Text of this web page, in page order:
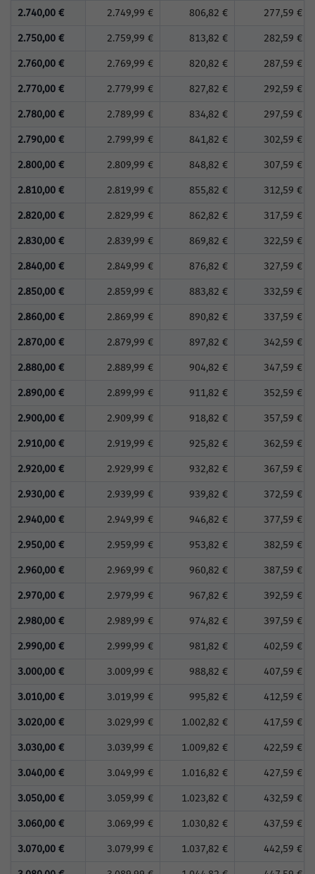
2.740,00 € 2.749,99 € 806,82 € 277,59 €
2.750,00 € 2.759,99 € 813,82 € 282,59 €
2.760,00 € 2.769,99 € 820,82 € 287,59 €
2.770,00 € 2.779,99 € 827,82 € 292,59 €
2.780,00 € 2.789,99 € 834,82 € 297,59 €
2.790,00 € 2.799,99 € 841,82 € 302,59 €
2.800,00 € 2.809,99 € 848,82 € 307,59 €
2.810,00 € 2.819,99 € 855,82 € 312,59 €
2.820,00 € 2.829,99 € 862,82 € 317,59 €
2.830,00 € 2.839,99 € 869,82 € 322,59 €
2.840,00 € 2.849,99 € 876,82 € 327,59 €
2.850,00 € 2.859,99 € 883,82 € 332,59 €
2.860,00 € 2.869,99 € 890,82 € 337,59 €
2.870,00 € 2.879,99 € 897,82 € 342,59 €
2.880,00 € 2.889,99 € 904,82 € 347,59 €
2.890,00 € 2.899,99 € 911,82 € 352,59 €
2.900,00 € 2.909,99 € 918,82 € 357,59 €
2.910,00 € 2.919,99 € 925,82 € 362,59 €
2.920,00 € 2.929,99 € 932,82 € 367,59 €
2.930,00 € 2.939,99 € 939,82 € 372,59 €
2.940,00 € 2.949,99 € 946,82 € 377,59 €
2.950,00 € 2.959,99 € 953,82 € 382,59 €
2.960,00 € 2.969,99 € 960,82 € 387,59 €
2.970,00 € 2.979,99 € 967,82 € 392,59 €
2.980,00 € 2.989,99 € 974,82 € 397,59 €
2.990,00 € 2.999,99 € 981,82 € 402,59 €
3.000,00 € 3.009,99 € 988,82 € 407,59 €
3.010,00 € 3.019,99 € 995,82 € 412,59 €
3.020,00 € 3.029,99 € 1.002,82 € 417,59 €
3.030,00 € 3.039,99 € 1.009,82 € 422,59 €
3.040,00 € 3.049,99 € 1.016,82 € 427,59 €
3.050,00 € 3.059,99 € 1.023,82 € 432,59 €
3.060,00 € 3.069,99 € 1.030,82 € 437,59 €
3.070,00 € 3.079,99 € 1.037,82 € 442,59 €